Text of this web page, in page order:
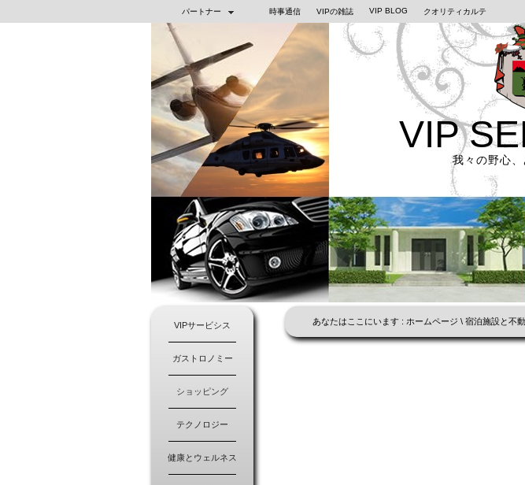
パートナー 時事通信 VIPの雑誌 VIP BLOG クオリティカルテ
VIP
我々の野心
VIPサービシス
ガストロノミー
ショッピング
テクノロジー
健康とウェルネス
あなたはここにいます : ホームページ \ 宿泊施設と不